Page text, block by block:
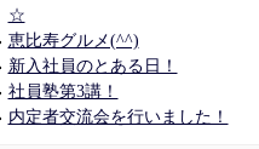
☆
恵比寿グルメ(^^)
新入社員のとある日！
社員塾第3講！
内定者交流会を行いました！